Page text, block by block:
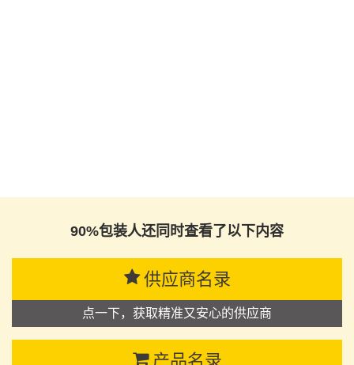
90%包装人还同时查看了以下内容
供应商名录
点一下，获取精准又安心的供应商
产品名录